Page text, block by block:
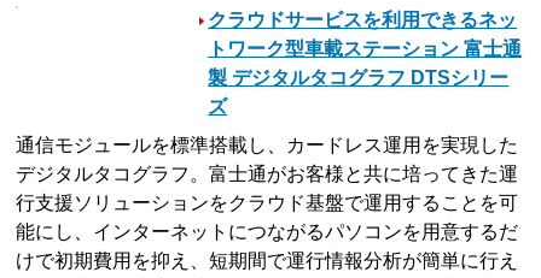
クラウドサービスを利用できるネッ
トワーク型車載ステーション 富士通
製 デジタルタコグラフ DTSシリー
ズ
通信モジュールを標準搭載し、カードレス運用を実現した
デジタルタコグラフ。富士通がお客様と共に培ってきた運
行支援ソリューションをクラウド基盤で運用することを可
能にし、インターネットにつながるパソコンを用意するだ
けで初期費用を抑え、短期間で運行情報分析が簡単に行え